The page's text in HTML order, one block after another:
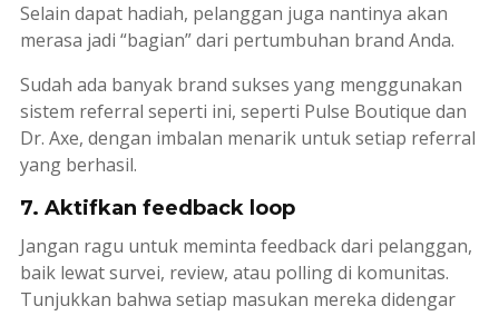
Selain dapat hadiah, pelanggan juga nantinya akan
merasa jadi “bagian” dari pertumbuhan brand Anda.
Sudah ada banyak brand sukses yang menggunakan
sistem referral seperti ini, seperti Pulse Boutique dan
Dr. Axe, dengan imbalan menarik untuk setiap referral
yang berhasil.
7. Aktifkan feedback loop
Jangan ragu untuk meminta feedback dari pelanggan,
baik lewat survei, review, atau polling di komunitas.
Tunjukkan bahwa setiap masukan mereka didengar